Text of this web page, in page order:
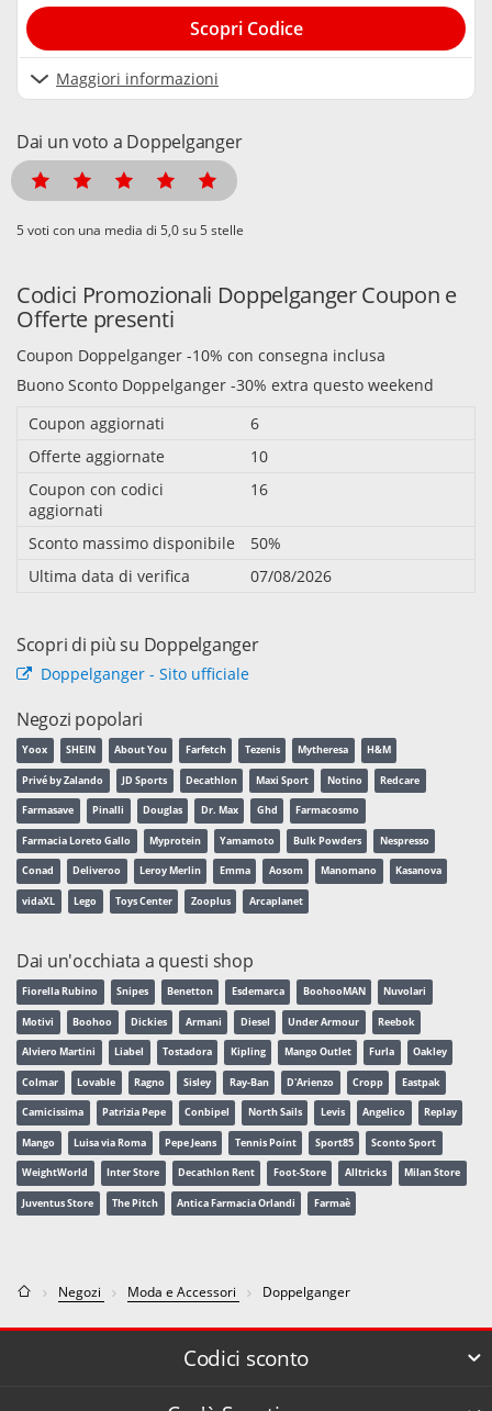
Maggiori informazioni
Scopri Codice
Dai un voto a Doppelganger
voti con una media di su 5 stelle
Codici Promozionali Doppelganger Coupon e
Offerte presenti
Coupon Doppelganger -10% con consegna inclusa
Buono Sconto Doppelganger -30% extra questo weekend
Coupon aggiornati
6
Offerte aggiornate
10
Coupon con codici
aggiornati
16
Sconto massimo disponibile
50%
Ultima data di verifica
07/08/2026
Scopri di più su Doppelganger
Doppelganger - Sito ufficiale
Negozi popolari
Yoox SHEIN About You Farfetch Tezenis Mytheresa H&M
Privé by Zalando JD Sports Decathlon Maxi Sport Notino Redcare
Farmasave Pinalli Douglas Dr. Max Ghd Farmacosmo
Farmacia Loreto Gallo Myprotein Yamamoto Bulk Powders Nespresso
Conad Deliveroo Leroy Merlin Emma Aosom Manomano Kasanova
vidaXL Lego Toys Center Zooplus Arcaplanet
Dai un'occhiata a questi shop
Fiorella Rubino Snipes Benetton Esdemarca BoohooMAN Nuvolari
Motivi Boohoo Dickies Armani Diesel Under Armour Reebok
Alviero Martini Liabel Tostadora Kipling Mango Outlet Furla Oakley
Colmar Lovable Ragno Sisley Ray-Ban D'Arienzo Cropp Eastpak
Camicissima Patrizia Pepe Conbipel North Sails Levis Angelico Replay
Mango Luisa via Roma Pepe Jeans Tennis Point Sport85 Sconto Sport
WeightWorld Inter Store Decathlon Rent Foot-Store Alltricks Milan Store
Juventus Store The Pitch Antica Farmacia Orlandi Farmaè
Negozi Moda e Accessori Doppelganger
Codici sconto